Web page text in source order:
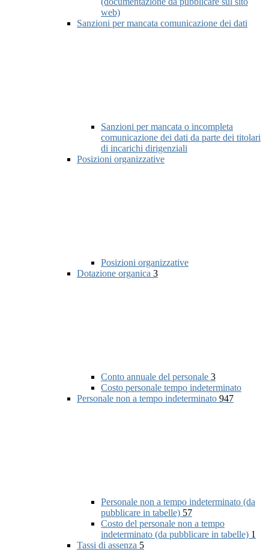
web)
Sanzioni per mancata comunicazione dei dati
Sanzioni per mancata o incompleta
comunicazione dei dati da parte dei titolari
di incarichi dirigenziali
Posizioni organizzative
Posizioni organizzative
Dotazione organica 3
Conto annuale del personale 3
Costo personale tempo indeterminato
Personale non a tempo indeterminato 947
Personale non a tempo indeterminato (da
pubblicare in tabelle) 57
Costo del personale non a tempo
indeterminato (da pubblicare in tabelle) 1
Tassi di assenza 5